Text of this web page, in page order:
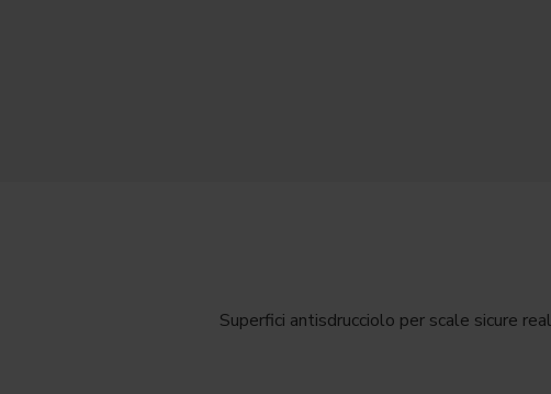
Superfici antisdrucciolo per scale sicure